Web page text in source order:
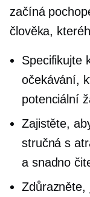
začíná
člověka,
Specifikujte
očekávání,
potenciální
Zajistěte,
stručná s
a snadno
Zdůrazněte,